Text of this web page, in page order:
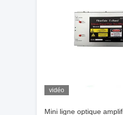
vidéo
Mini ligne optique